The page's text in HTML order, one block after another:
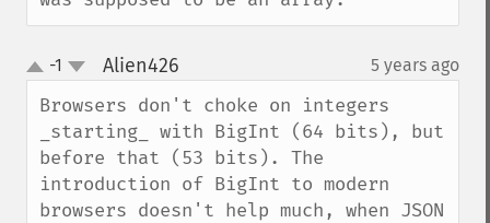
up
down
-1 Alien426 5 years ago
Browsers don't choke on integers
_starting_ with BigInt (64 bits), but
before that (53 bits). The
introduction of BigInt to modern
browsers doesn't help much, when JSON